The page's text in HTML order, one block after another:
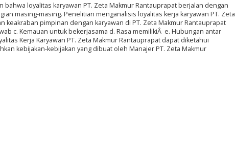
loyalitas karyawan PT. Zeta Makmur Rantauprapat berjalan dengan
masing-masing. Penelitian menganalisis loyalitas kerja karyawan PT. Zeta
keakraban pimpinan dengan karyawan di PT. Zeta Makmur Rantauprapat
c. Kemauan untuk bekerjasama d. Rasa memilikiÂ e. Hubungan antar
Kerja Karyawan PT. Zeta Makmur Rantauprapat dapat diketahui
kebijakan-kebijakan yang dibuat oleh Manajer PT. Zeta Makmur